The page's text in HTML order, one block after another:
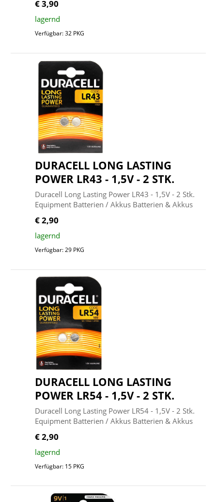
€ 3,90
lagernd
Verfügbar: 32 PKG
DURACELL LONG LASTING
POWER LR43 - 1,5V - 2 STK.
Duracell Long Lasting Power LR43 - 1,5V - 2 Stk.
Equipment Batterien / Akkus Batterien & Akkus
€ 2,90
lagernd
Verfügbar: 29 PKG
DURACELL LONG LASTING
POWER LR54 - 1,5V - 2 STK.
Duracell Long Lasting Power LR54 - 1,5V - 2 Stk.
Equipment Batterien / Akkus Batterien & Akkus
€ 2,90
lagernd
Verfügbar: 15 PKG